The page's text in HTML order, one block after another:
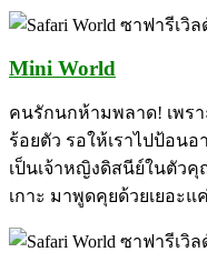
Mini World
คนรักนกห้ามพลาด! เพร
ร้อยตัว รอให้เราไปป้อน
เป็นเจ้าหญิงดิสนีย์ในตัว
เกาะ มาพูดคุยด้วยเยอะแ